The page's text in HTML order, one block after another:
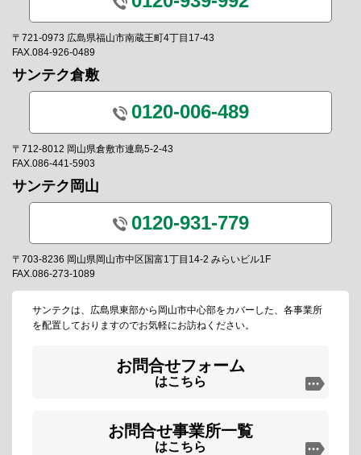
〒721-0973 広島県福山市南蔵王町4丁目17-43
FAX.084-926-0489
サンテク倉敷
0120-006-489
〒712-8012 岡山県倉敷市連島5-2-43
FAX.086-441-5903
サンテク岡山
0120-931-779
〒703-8236 岡山県岡山市中区国富1丁目14-2 みらいビル1F
FAX.086-273-1089
サンテクは、広島県東部から岡山市中心部をカバーした、各事業所
を配置しておりますのでお気軽にお訪ねください。
お問合せフォーム
はこちら
お問合せ事業所一覧
はこちら